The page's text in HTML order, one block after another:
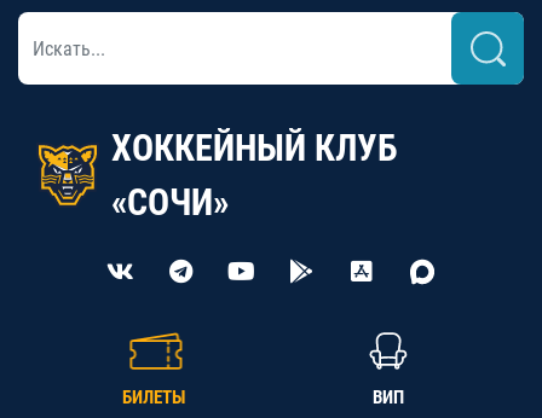
ХОККЕЙНЫЙ КЛУБ
«СОЧИ»
БИЛЕТЫ ВИП